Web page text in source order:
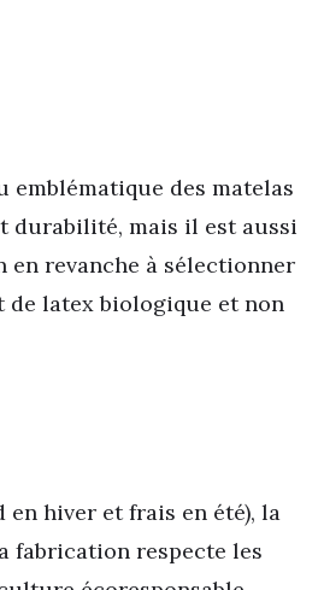
emblématique des matelas
durabilité, mais il est aussi
revanche à sélectionner
de latex biologique et non
en hiver et frais en été), la
fabrication respecte les